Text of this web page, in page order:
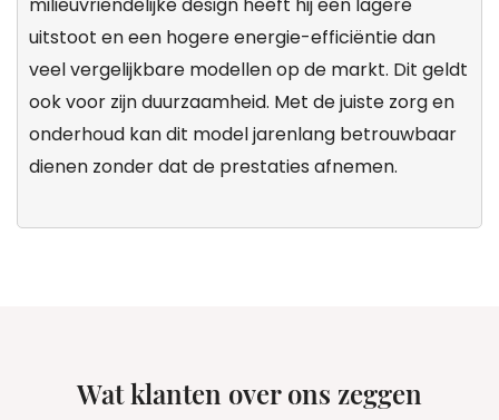
uitstoot en een hogere energie-efficiëntie dan
veel vergelijkbare modellen op de markt. Dit geldt
ook voor zijn duurzaamheid. Met de juiste zorg en
onderhoud kan dit model jarenlang betrouwbaar
dienen zonder dat de prestaties afnemen.
Wat klanten over ons zeggen